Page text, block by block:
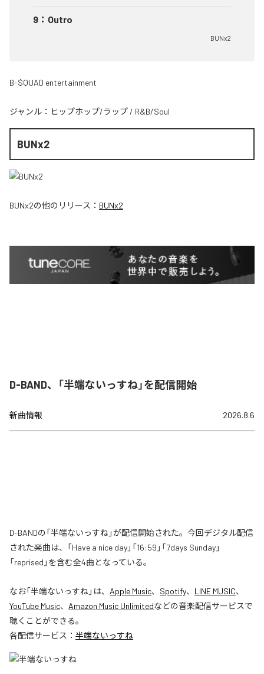
9 ： Outro
BUNx2
B-$QUAD entertainment
ジャンル： ヒップホップ/ラップ / R&B/Soul
BUNx2
BUNx2の他のリリース： BUNx2
D-BAND、「半端ないっすね」を配信開始
新曲情報 2026.8.6
D-BANDの「半端ないっすね」が配信開始された。今回デジタル配信
された楽曲は、「Have a nice day」「16:59」「7days Sunday」
「reprised」を含む全4曲となっている。
なお「半端ないっすね」は、 Apple Music、 Spotify、 LINE MUSIC、
YouTube Music、 Amazon Music Unlimitedなどの音楽配信サービスで
聴くことができる。
各配信サービス： 半端ないっすね